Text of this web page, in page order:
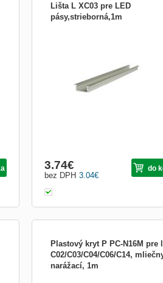
Lišta L XC03 pre LED
pásy,strieborná,1m
m. Dodávané v dĺžke 2 m. Šírka 23
výška 9 mm, dĺžka 2000 mm, farba
strieborná, šírka LED pásu d
3.04€
bez DPH
3.74€ do
Plastový kryt P PC-N16M pre
C02/C03/C04/C06/C14,
narážací, 1m